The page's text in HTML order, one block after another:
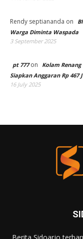
Rendy septiananda on
Warga Diminta Waspada
3 September 2025
pt 777on
Kolam
Siapkan Anggaran Rp 467
16 July 2025